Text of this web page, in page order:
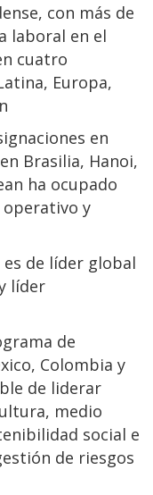
con más de
laboral en el
cuatro
Europa,
en
Brasilia, Hanoi,
ha ocupado
y
es de líder global
líder
de
Colombia y
de liderar
medio
social e
de riesgos